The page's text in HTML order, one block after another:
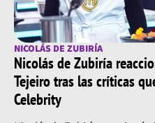
NICOLÁS DE ZUBIRÍA
Nicolás de Zubiría
Tejeiro tras las críticas
Celebrity